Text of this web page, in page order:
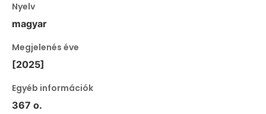
Nyelv
magyar
Megjelenés éve
[2025]
Egyéb információk
367 o.